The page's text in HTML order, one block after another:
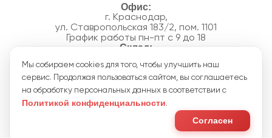
г. Краснодар,
ул. Ставропольская 183/2, пом. 1101
График работы пн-пт с 9 до 18
п. Новознаменский, ул.Производственная, 15
График работы склада пн-пт с 8 до 18
Акции
Политика конфиденциальности
Согласие на обработку персональных данных
Пользовательское соглашение
Мы собираем cookies для того, чтобы улучшить наш
сервис. Продолжая пользоваться сайтом, вы соглашаетесь
на обработку персональных данных в соответствии с
Политикой конфиденциальности.
Согласен